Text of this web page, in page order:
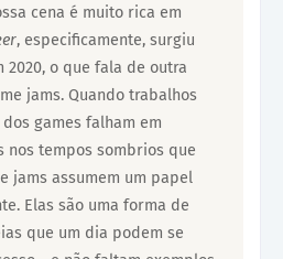
cena é muito rica em
, especificamente, surgiu
2020, o que fala de outra
jams. Quando trabalhos
games falham em
nos tempos sombrios que
jams assumem um papel
Elas são uma forma de
que um dia podem se